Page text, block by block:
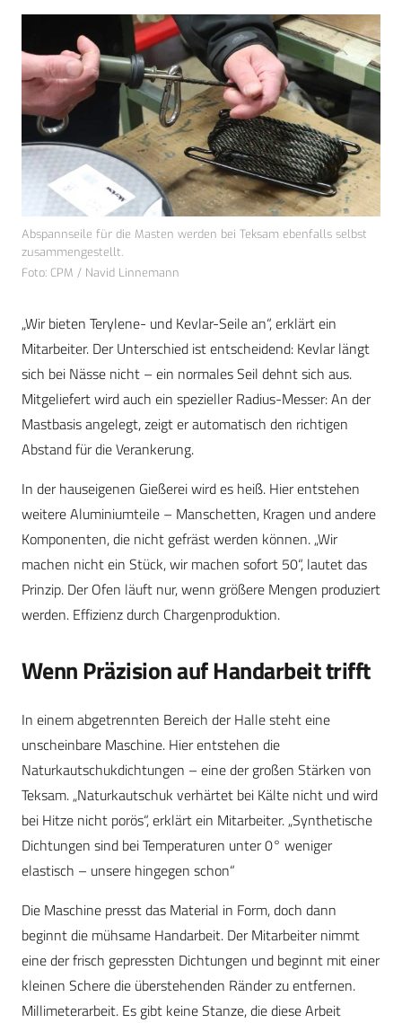
Abspannseile für die Masten werden bei Teksam ebenfalls selbst
zusammengestellt.
Foto: CPM / Navid Linnemann
„Wir bieten Terylene- und Kevlar-Seile an“, erklärt ein
Mitarbeiter. Der Unterschied ist entscheidend: Kevlar längt
sich bei Nässe nicht – ein normales Seil dehnt sich aus.
Mitgeliefert wird auch ein spezieller Radius-Messer: An der
Mastbasis angelegt, zeigt er automatisch den richtigen
Abstand für die Verankerung.
In der hauseigenen Gießerei wird es heiß. Hier entstehen
weitere Aluminiumteile – Manschetten, Kragen und andere
Komponenten, die nicht gefräst werden können. „Wir
machen nicht ein Stück, wir machen sofort 50“, lautet das
Prinzip. Der Ofen läuft nur, wenn größere Mengen produziert
werden. Effizienz durch Chargenproduktion.
Wenn Präzision auf Handarbeit trifft
In einem abgetrennten Bereich der Halle steht eine
unscheinbare Maschine. Hier entstehen die
Naturkautschukdichtungen – eine der großen Stärken von
Teksam. „Naturkautschuk verhärtet bei Kälte nicht und wird
bei Hitze nicht porös“, erklärt ein Mitarbeiter. „Synthetische
Dichtungen sind bei Temperaturen unter 0° weniger
elastisch – unsere hingegen schon“
Die Maschine presst das Material in Form, doch dann
beginnt die mühsame Handarbeit. Der Mitarbeiter nimmt
eine der frisch gepressten Dichtungen und beginnt mit einer
kleinen Schere die überstehenden Ränder zu entfernen.
Millimeterarbeit. Es gibt keine Stanze, die diese Arbeit